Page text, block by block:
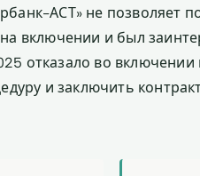
АСТ» не позволяет
включении и был
отказало во
и заключить